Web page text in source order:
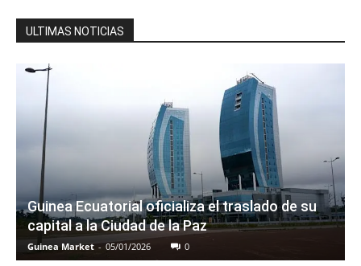
ULTIMAS NOTICIAS
Guinea Ecuatorial oficializa el traslado de su
capital a la Ciudad de la Paz
Guinea Market - 05/01/2026 0